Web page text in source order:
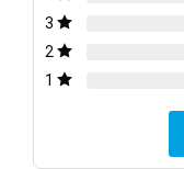
3
2
1